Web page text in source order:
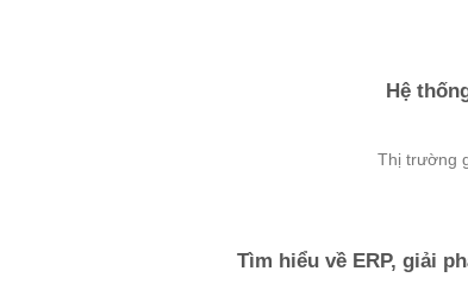
Hệ
Thị trường
Tìm hiểu về ERP, giải